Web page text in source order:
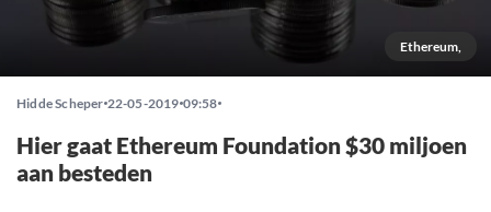
Ethereum,
Hidde Scheper 22-05-2019 09:58
Hier gaat Ethereum Foundation $30 miljoen
aan besteden